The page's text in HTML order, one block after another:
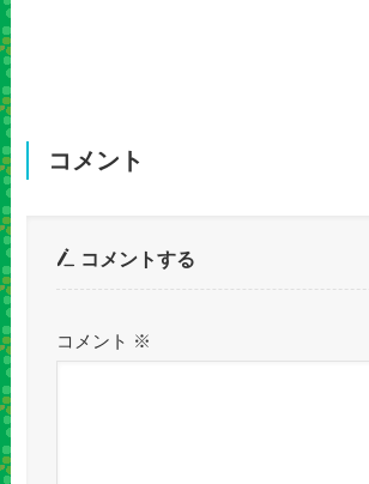
コメント
コメントする
コメント ※